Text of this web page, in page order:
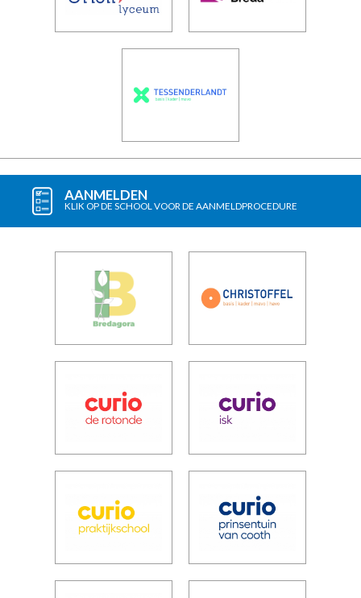
AANMELDEN
KLIK OP DE SCHOOL VOOR DE AANMELDPROCEDURE